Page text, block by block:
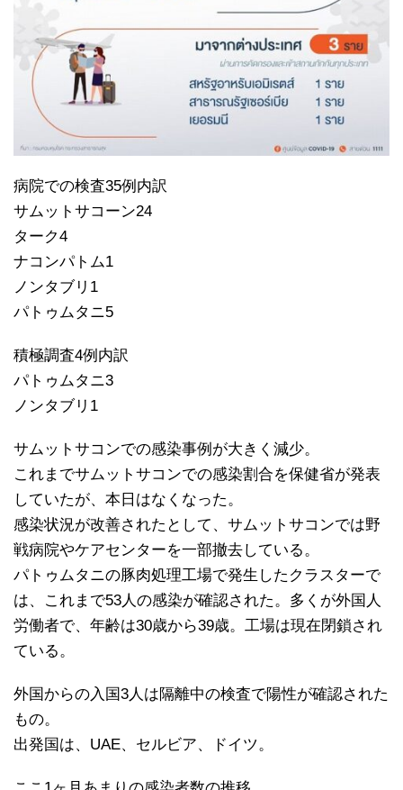
病院での検査35例内訳
サムットサコーン24
ターク4
ナコンパトム1
ノンタブリ1
パトゥムタニ5
積極調査4例内訳
パトゥムタニ3
ノンタブリ1
サムットサコンでの感染事例が大きく減少。
これまでサムットサコンでの感染割合を保健省が発表
していたが、本日はなくなった。
感染状況が改善されたとして、サムットサコンでは野
戦病院やケアセンターを一部撤去している。
パトゥムタニの豚肉処理工場で発生したクラスターで
は、これまで53人の感染が確認された。多くが外国人
労働者で、年齢は30歳から39歳。工場は現在閉鎖され
ている。
外国からの入国3人は隔離中の検査で陽性が確認された
もの。
出発国は、UAE、セルビア、ドイツ。